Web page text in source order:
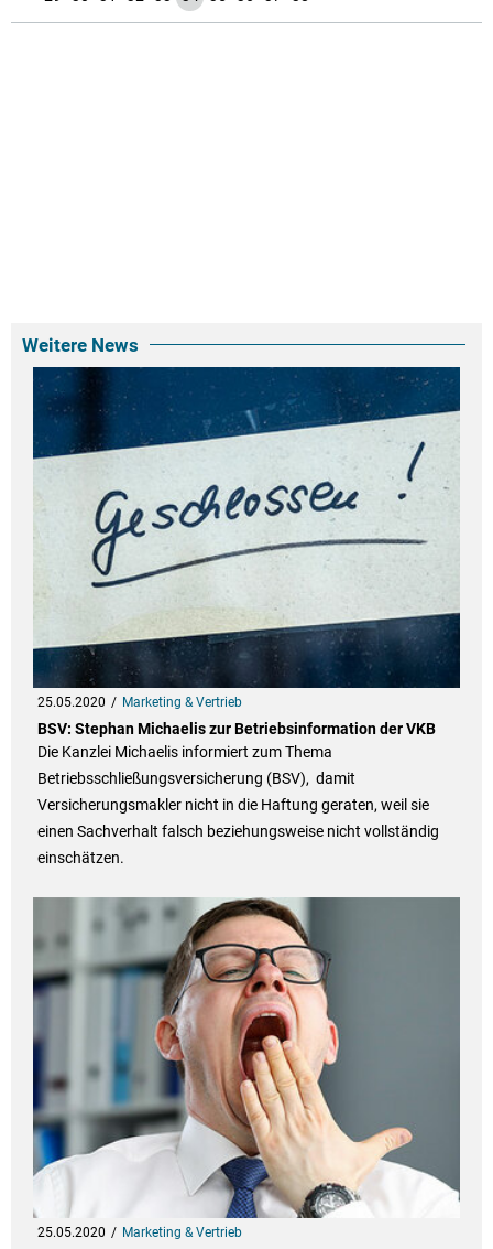
Weitere News
25.05.2020 Marketing & Vertrieb
BSV: Stephan Michaelis zur Betriebsinformation der VKB
Die Kanzlei Michaelis informiert zum Thema
Betriebsschließungsversicherung (BSV), damit
Versicherungsmakler nicht in die Haftung geraten, weil sie
einen Sachverhalt falsch beziehungsweise nicht vollständig
einschätzen.
25.05.2020 Marketing & Vertrieb